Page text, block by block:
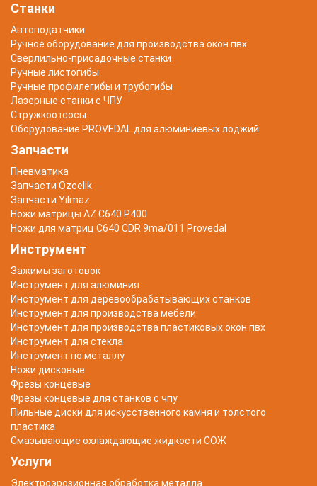
Станки
Автоподатчики
Ручное оборудование для производства окон пвх
Сверлильно-присадочные станки
Ручные листогибы
Ручные профилегибы и трубогибы
Лазерные станки с ЧПУ
Стружкоотсосы
Оборудование PROVEDAL для алюминиевых лоджий
Запчасти
Пневматика
Запчасти Ozcelik
Запчасти Yilmaz
Ножи матрицы AZ C640 P400
Ножи для матриц C640 CDR 9ma/011 Provedal
Инструмент
Зажимы заготовок
Инструмент для алюминия
Инструмент для деревообрабатывающих станков
Инструмент для производства мебели
Инструмент для производства пластиковых окон пвх
Инструмент для стекла
Инструмент по металлу
Ножи дисковые
Фрезы концевые
Фрезы концевые для станков с чпу
Пильные диски для искусственного камня и толстого
пластика
Смазывающие охлаждающие жидкости СОЖ
Услуги
Электроэрозионная обработка металла